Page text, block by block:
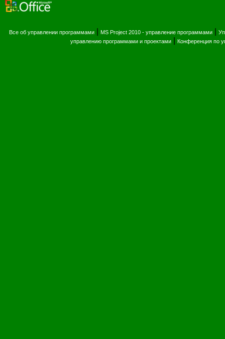
Все об управлении программами MS Project 2010 - управление программами
управлению программами и проектами| Конференция по